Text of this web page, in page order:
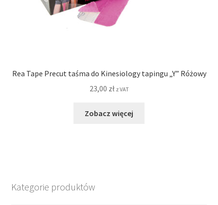
Rea Tape Precut taśma do Kinesiology tapingu „Y” Różowy
23,00 zł z VAT
Zobacz więcej
Kategorie produktów